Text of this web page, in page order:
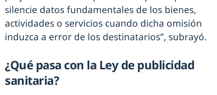
silencie datos fundamentales de los bienes,
actividades o servicios cuando dicha omisión
induzca a error de los destinatarios”, subrayó.
¿Qué pasa con la Ley de publicidad
sanitaria?